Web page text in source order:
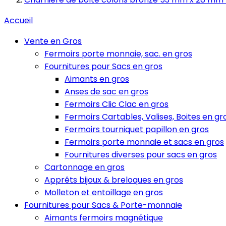
Accueil
Vente en Gros
Fermoirs porte monnaie, sac. en gros
Fournitures pour Sacs en gros
Aimants en gros
Anses de sac en gros
Fermoirs Clic Clac en gros
Fermoirs Cartables, Valises, Boites en
Fermoirs tourniquet papillon en gros
Fermoirs porte monnaie et sacs en gros
Fournitures diverses pour sacs en gros
Cartonnage en gros
Apprêts bijoux & breloques en gros
Molleton et entoillage en gros
Fournitures pour Sacs & Porte-monnaie
Aimants fermoirs magnétique